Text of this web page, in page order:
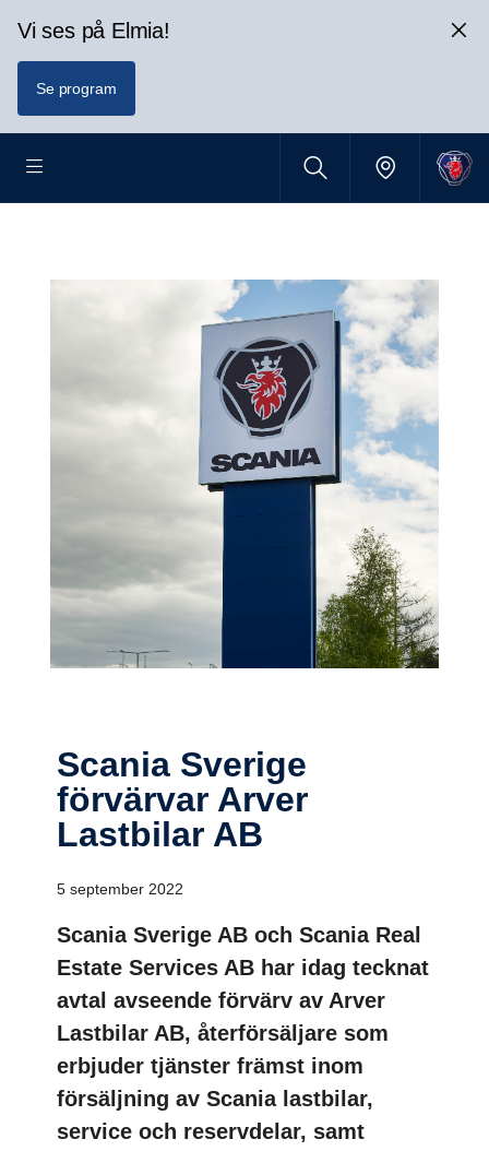
Vi ses på Elmia!
Se program
Scania Sverige
förvärvar Arver
Lastbilar AB
5 september 2022
Scania Sverige AB och Scania Real
Estate Services AB har idag tecknat
avtal avseende förvärv av Arver
Lastbilar AB, återförsäljare som
erbjuder tjänster främst inom
försäljning av Scania lastbilar,
service och reservdelar, samt